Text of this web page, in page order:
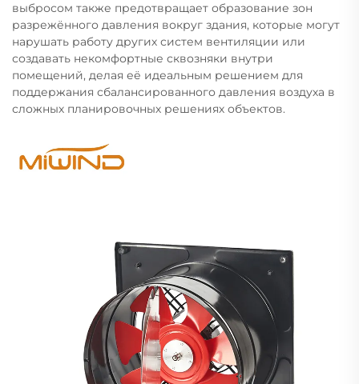
выбросом также предотвращает образование зон
разрежённого давления вокруг здания, которые могут
нарушать работу других систем вентиляции или
создавать некомфортные сквозняки внутри
помещений, делая её идеальным решением для
поддержания сбалансированного давления воздуха в
сложных планировочных решениях объектов.